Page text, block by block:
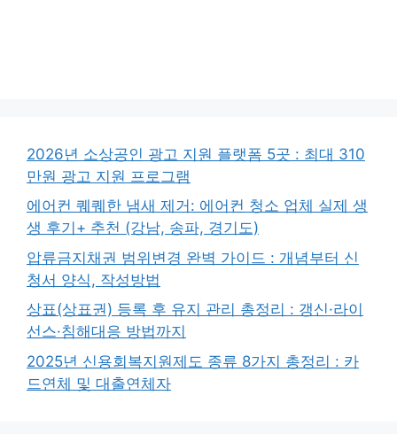
2026년 소상공인 광고 지원 플랫폼 5곳 : 최대 310
만원 광고 지원 프로그램
에어컨 퀘퀘한 냄새 제거: 에어컨 청소 업체 실제 생
생 후기+ 추천 (강남, 송파, 경기도)
압류금지채권 범위변경 완벽 가이드 : 개념부터 신
청서 양식, 작성방법
상표(상표권) 등록 후 유지 관리 총정리 : 갱신·라이
선스·침해대응 방법까지
2025년 신용회복지원제도 종류 8가지 총정리 : 카
드연체 및 대출연체자